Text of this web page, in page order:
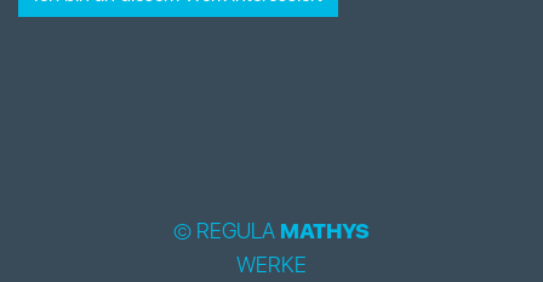
© REGULA MATHYS
WERKE